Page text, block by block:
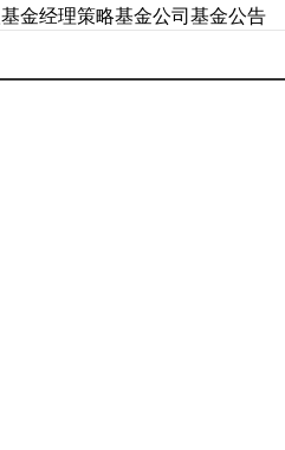
基金经理策略基金公司基金公告